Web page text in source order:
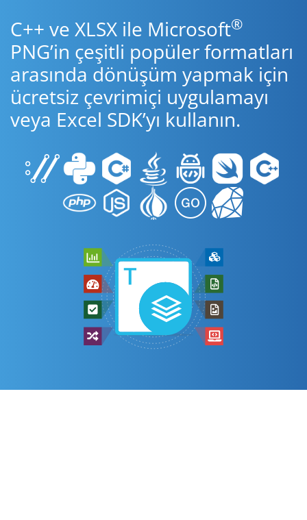
C++ ve XLSX ile Microsoft®
PNG’in çeşitli popüler formatları
arasında dönüşüm yapmak için
ücretsiz çevrimiçi uygulamayı
veya Excel SDK’yı kullanın.